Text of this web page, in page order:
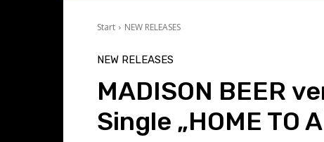
Start NEW RELEASES
NEW RELEASES
MADISON BEER
Single „HOME TO